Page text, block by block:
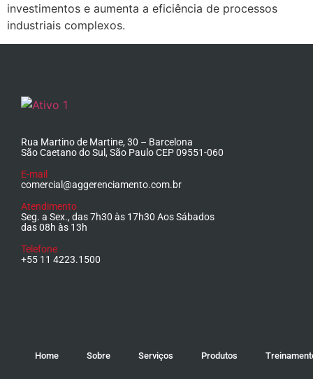
investimentos e aumenta a eficiência de processos
industriais complexos.
Rua Martino de Martine, 30 – Barcelona
São Caetano do Sul, São Paulo CEP 09551-060
E-mail
comercial@aggerenciamento.com.br
Atendimento
Seg. a Sex., das 7h30 às 17h30 Aos Sábados
das 08h às 13h
Telefone
+55 11 4223.1500
Home Sobre Serviços Produtos